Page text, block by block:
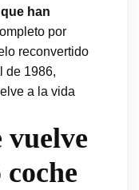
han
por
reconvertido
de 1986,
a la vida
vuelve